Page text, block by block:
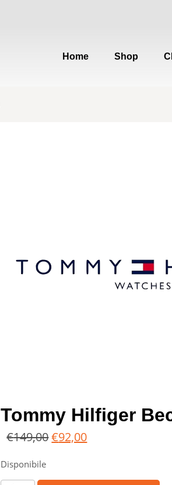
Home Shop
Tommy Hilfiger
€149,00€92,00
Disponibile